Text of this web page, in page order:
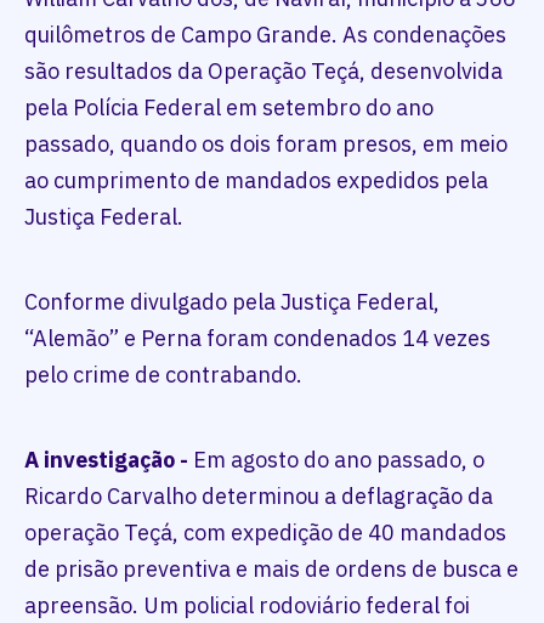
quilômetros de Campo Grande. As condenações
são resultados da Operação Teçá, desenvolvida
pela Polícia Federal em setembro do ano
passado, quando os dois foram presos, em meio
ao cumprimento de mandados expedidos pela
Justiça Federal.
Conforme divulgado pela Justiça Federal,
“Alemão” e Perna foram condenados 14 vezes
pelo crime de contrabando.
A investigação - Em agosto do ano passado, o
Ricardo Carvalho determinou a deflagração da
operação Teçá, com expedição de 40 mandados
de prisão preventiva e mais de ordens de busca e
apreensão. Um policial rodoviário federal foi